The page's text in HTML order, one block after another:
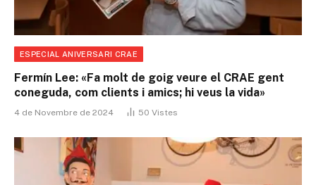
ESPECIAL ANIVERSARI CRAE
Fermín Lee: «Fa molt de goig veure el CRAE gent
coneguda, com clients i amics; hi veus la vida»
4 de Novembre de 2024 50 Vistes